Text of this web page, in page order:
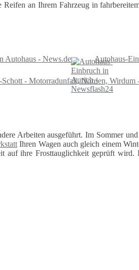
an Ihrem Fahrzeug in
Autohaus - News.de Autohaus-
- Motorradunfall, Norden,
Arbeiten ausgeführt. Im Sommer
Ihren Wagen auch gleich einem
auf ihre Frosttauglichkeit geprüft wird.